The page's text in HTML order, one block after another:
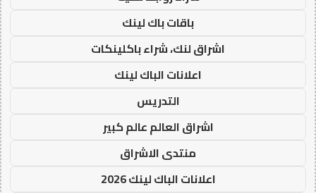
باقات باك لينك
اشراق لنك، شراء باكلينكات
اعلانات الباك لينك
التدريس
اشراق العالم عالم كبير
منتدى الاشراق
اعلانات الباك لينك 2026